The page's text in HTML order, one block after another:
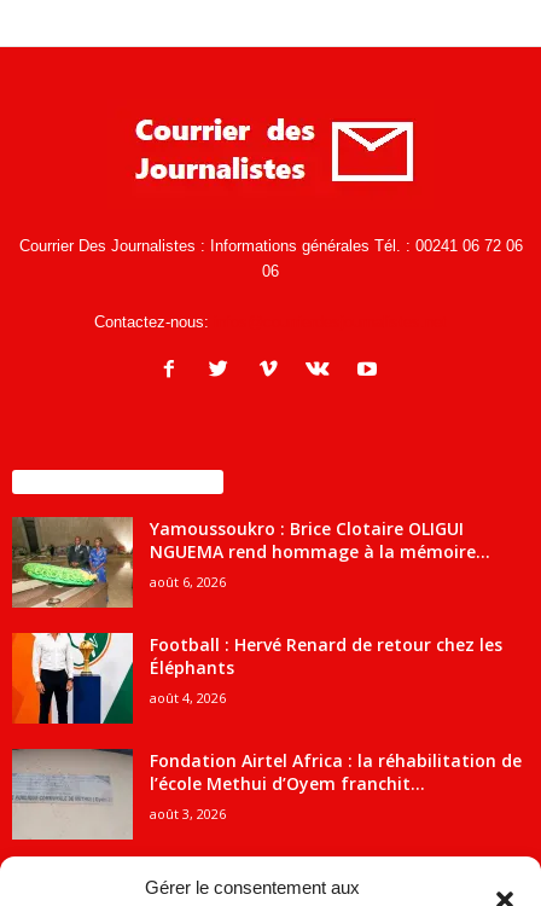
Gérer le consentement aux
Courrier Des Journalistes : Informations générales Tél. : 00241 06 72 06
06
Contactez-nous:
Yamoussoukro : Brice Clotaire OLIGUI
NGUEMA rend hommage à la mémoire...
août 6, 2026
Football : Hervé Renard de retour chez les
Éléphants
août 4, 2026
Fondation Airtel Africa : la réhabilitation de
l’école Methui d’Oyem franchit...
août 3, 2026